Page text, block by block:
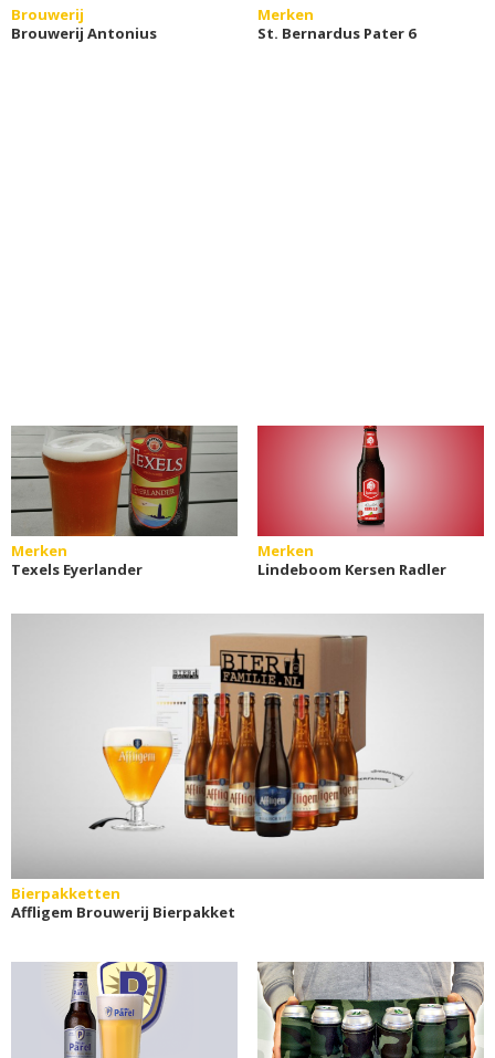
Brouwerij
Brouwerij Antonius
Merken
St. Bernardus Pater 6
Merken
Texels Eyerlander
Merken
Lindeboom Kersen Radler
Bierpakketten
Affligem Brouwerij Bierpakket